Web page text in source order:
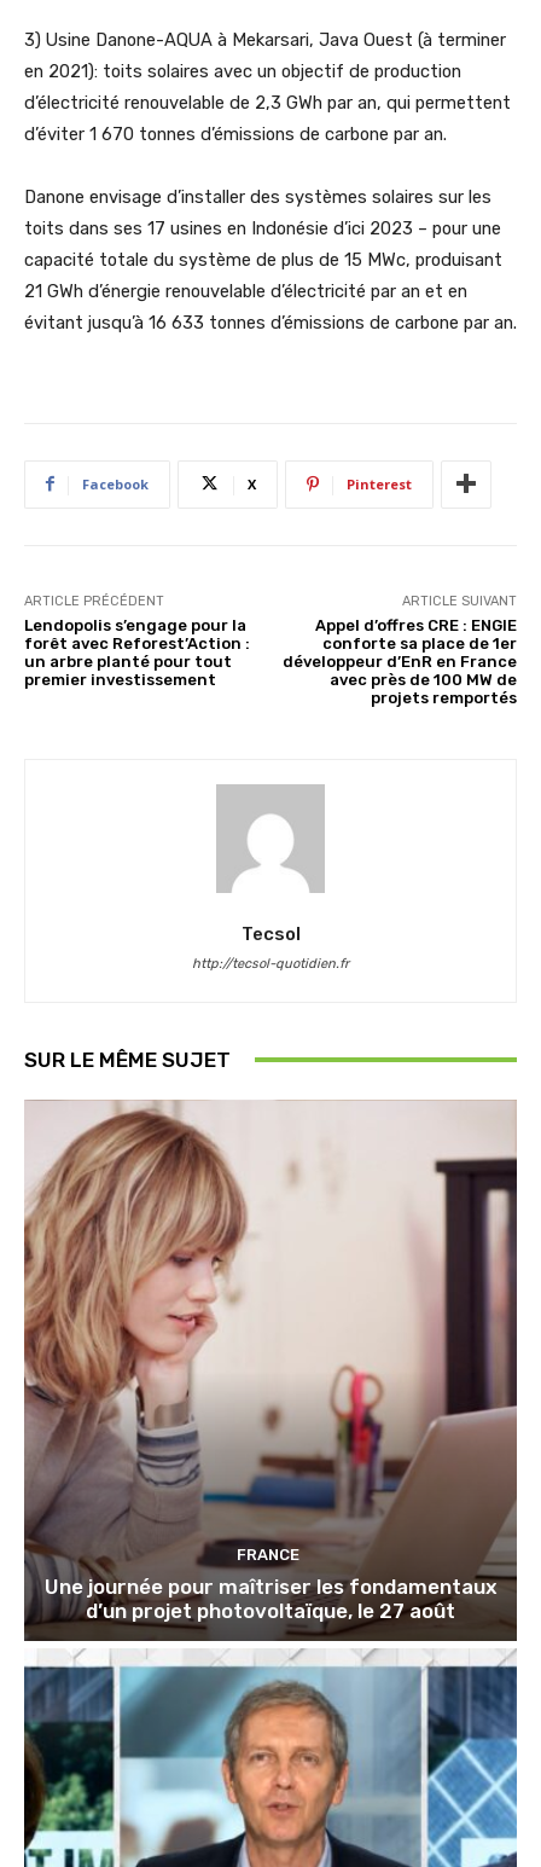
3) Usine Danone-AQUA à Mekarsari, Java Ouest (à terminer
en 2021): toits solaires avec un objectif de production
d’électricité renouvelable de 2,3 GWh par an, qui permettent
d’éviter 1 670 tonnes d’émissions de carbone par an.
Danone envisage d’installer des systèmes solaires sur les
toits dans ses 17 usines en Indonésie d’ici 2023 – pour une
capacité totale du système de plus de 15 MWc, produisant
21 GWh d’énergie renouvelable d’électricité par an et en
évitant jusqu’à 16 633 tonnes d’émissions de carbone par an.
Facebook X Pinterest
ARTICLE PRÉCÉDENT
Lendopolis s’engage pour la
forêt avec Reforest’Action :
un arbre planté pour tout
premier investissement
ARTICLE SUIVANT
Appel d’offres CRE : ENGIE
conforte sa place de 1er
développeur d’EnR en France
avec près de 100 MW de
projets remportés
Tecsol
http://tecsol-quotidien.fr
SUR LE MÊME SUJET
FRANCE
Une journée pour maîtriser les fondamentaux
d’un projet photovoltaïque, le 27 août